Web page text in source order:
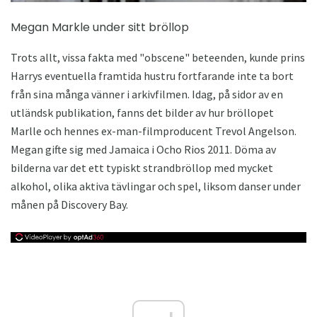
Megan Markle under sitt bröllop
Trots allt, vissa fakta med "obscene" beteenden, kunde prins
Harrys eventuella framtida hustru fortfarande inte ta bort
från sina många vänner i arkivfilmen. Idag, på sidor av en
utländsk publikation, fanns det bilder av hur bröllopet
Marlle och hennes ex-man-filmproducent Trevol Angelson.
Megan gifte sig med Jamaica i Ocho Rios 2011. Döma av
bilderna var det ett typiskt strandbröllop med mycket
alkohol, olika aktiva tävlingar och spel, liksom danser under
månen på Discovery Bay.